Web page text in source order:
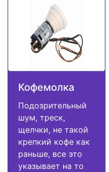
Кофемолка
Подозрительный
шум, треск,
щелчки, не такой
крепкий кофе как
раньше, все это
указывает на то